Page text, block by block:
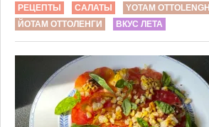
РЕЦЕПТЫ САЛАТЫ
YOTAM OTTOLENGHI
ЙОТАМ ОТТОЛЕНГИ
ВКУС ЛЕТА